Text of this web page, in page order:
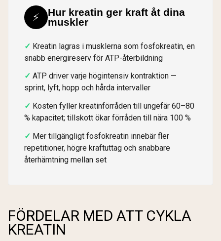
⚡
Hur kreatin ger kraft åt dina
muskler
Kreatin lagras i musklerna som fosfokreatin, en
snabb energireserv för ATP-återbildning
ATP driver varje högintensiv kontraktion —
sprint, lyft, hopp och hårda intervaller
Kosten fyller kreatinförråden till ungefär 60–80
% kapacitet; tillskott ökar förråden till nära 100 %
Mer tillgängligt fosfokreatin innebär fler
repetitioner, högre kraftuttag och snabbare
återhämtning mellan set
FÖRDELAR MED ATT CYKLA
KREATIN